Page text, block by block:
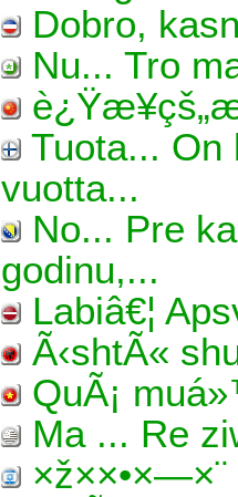
Dobro,
Nu... Tro
Tuota... On
vuotta...
No... Pre
godinu,...
Labiâ€¦
Ã‹shtÃ«
QuÃ¡
Ma ... Re